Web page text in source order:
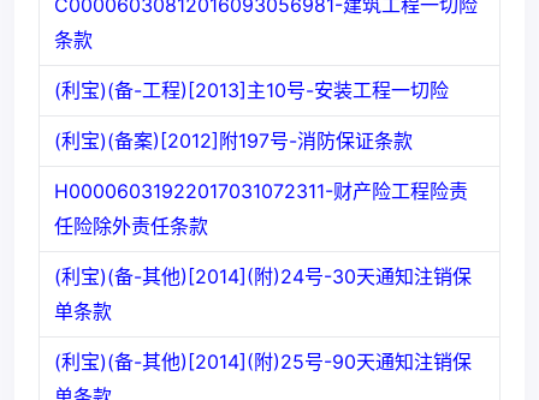
C00006030812016093056981-建筑工程一切险
条款
(利宝)(备-工程)[2013]主10号-安装工程一切险
(利宝)(备案)[2012]附197号-消防保证条款
H00006031922017031072311-财产险工程险责
任险除外责任条款
(利宝)(备-其他)[2014](附)24号-30天通知注销保
单条款
(利宝)(备-其他)[2014](附)25号-90天通知注销保